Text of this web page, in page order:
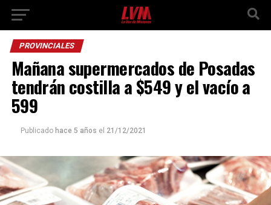
PROVINCIALES
Mañana supermercados de Posadas
tendrán costilla a $549 y el vacío a
599
Publicado hace 5 años el 21/12/2021